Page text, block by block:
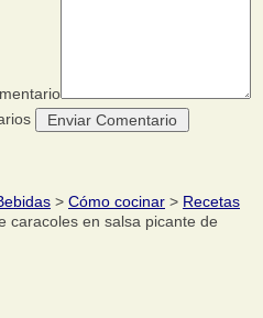
> Cómo cocinar > Recetas
caracoles en salsa picante de